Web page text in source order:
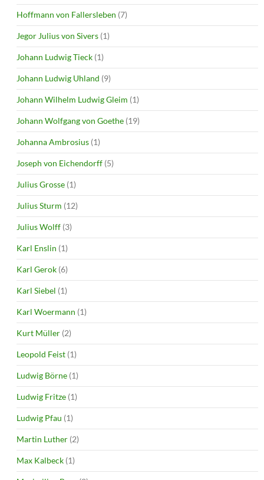
Hoffmann von Fallersleben (7)
Jegor Julius von Sivers (1)
Johann Ludwig Tieck (1)
Johann Ludwig Uhland (9)
Johann Wilhelm Ludwig Gleim (1)
Johann Wolfgang von Goethe (19)
Johanna Ambrosius (1)
Joseph von Eichendorff (5)
Julius Grosse (1)
Julius Sturm (12)
Julius Wolff (3)
Karl Enslin (1)
Karl Gerok (6)
Karl Siebel (1)
Karl Woermann (1)
Kurt Müller (2)
Leopold Feist (1)
Ludwig Börne (1)
Ludwig Fritze (1)
Ludwig Pfau (1)
Martin Luther (2)
Max Kalbeck (1)